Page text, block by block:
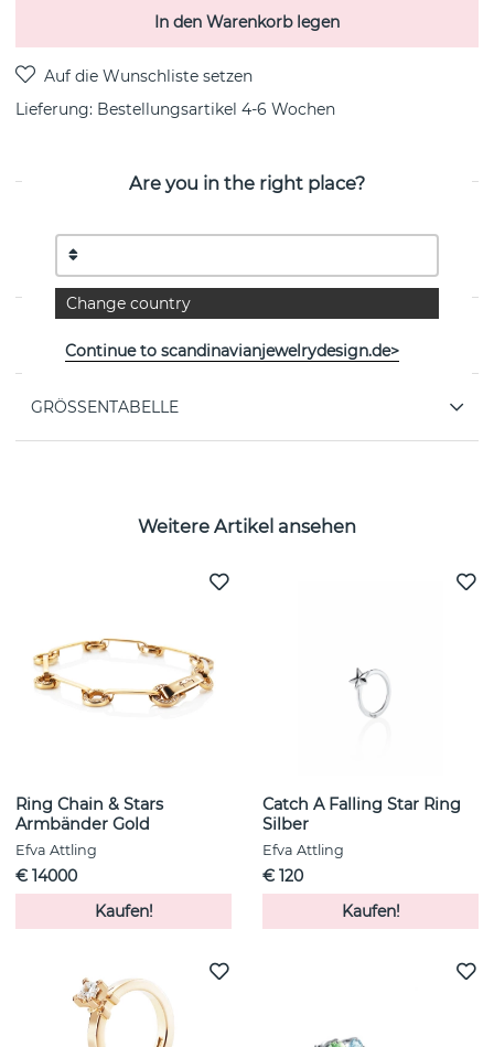
In den Warenkorb legen
Lieferung: Bestellungsartikel 4-6 Wochen
Half Round ist ein 18k Gold Ring von der schwedischen
Marke Efva Attling
GRÖSSENTABELLE
Weitere Artikel ansehen
Ring Chain & Stars
Armbänder Gold
Efva Attling
€ 14000
Kaufen!
Catch A Falling Star Ring
Silber
Efva Attling
€ 120
Kaufen!
Are you in the right place?
Change country
Continue to scandinavianjewelrydesign.de>